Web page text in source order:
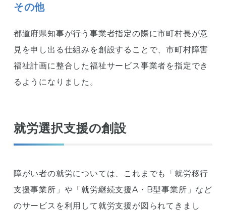
その他
都道府県知事が行う事業者指定の際に市町村長が意
見を申し出る仕組みを創設することで、市町村障害
福祉計画に整合した福祉サービス事業者を指定でき
るようになりました。
就労選択支援の創設
障がい者の就労については、これまでも「就労移行
支援事業所」や「就労継続支援A・B型事業所」など
のサービスを利用して就労支援が図られてきまし